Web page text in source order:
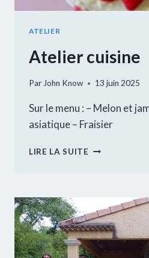
ATELIER
Atelier cuisine
ParJohn Know 13 juin 2025
Sur le menu : – Melon et
asiatique – Fraisier
LIRE LA SUITE ATELIER